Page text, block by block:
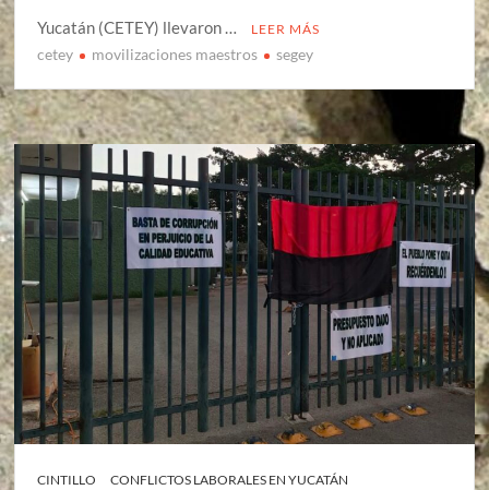
Yucatán (CETEY) llevaron …
LEER MÁS
cetey movilizaciones maestros segey
CINTILLO
CONFLICTOS LABORALES EN YUCATÁN